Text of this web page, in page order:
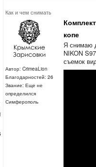
Как и чем снимать
Автор: CrimeaLion
Благодарностей: 26
Звание: Еще не
определился
Симферополь
копе
Я снимаю
NIKON
съемок
замечания.